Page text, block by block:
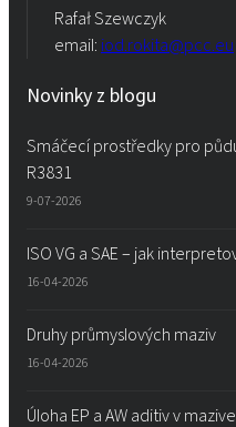
Rafał Szewczyk
email: iod.rokita@pcc.eu
Novinky z blogu
Smáčecí prostředky pro
R3831
9-07-2026
ISO VG a SAE – jak
16-04-2026
Druhy průmyslových maziv
16-04-2026
Úloha EP a AW aditiv v